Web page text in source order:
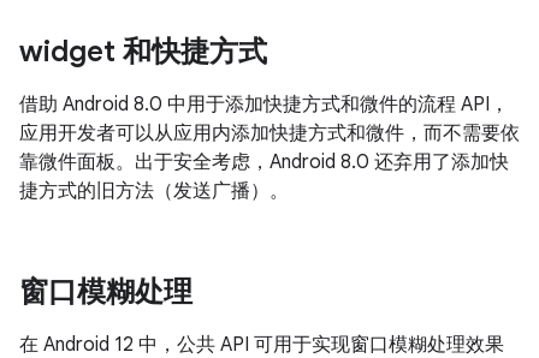
widget 和快捷方式
借助 Android 8.0 中用于添加快捷方式和微件的流程 API，
应用开发者可以从应用内添加快捷方式和微件，而不需要依
靠微件面板。出于安全考虑，Android 8.0 还弃用了添加快
捷方式的旧方法（发送广播）。
窗口模糊处理
在 Android 12 中，公共 API 可用于实现窗口模糊处理效果